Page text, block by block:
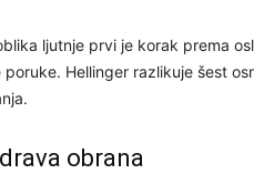
ljutnje prvi je korak prema
Hellinger razlikuje šest
obrana